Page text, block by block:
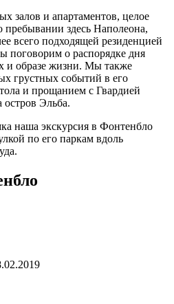
залов и апартаментов, целое
пребывании здесь Наполеона,
всего подходящей резиденцией
поговорим о распорядке дня
и образе жизни. Мы также
грустных событий в его
и прощанием с Гвардией
остров Эльба.
наша экскурсия в Фонтенбло
по его паркам вдоль